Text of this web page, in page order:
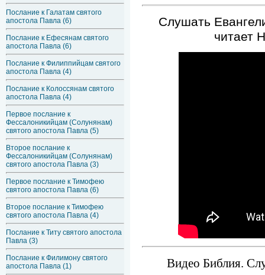
Послание к Галатам святого
апостола Павла (6)
Послание к Ефесянам святого
апостола Павла (6)
Послание к Филиппийцам святого
апостола Павла (4)
Послание к Колоссянам святого
апостола Павла (4)
Первое послание к
Фессалоникийцам (Солунянам)
святого апостола Павла (5)
Второе послание к
Фессалоникийцам (Солунянам)
святого апостола Павла (3)
Первое послание к Тимофею
святого апостола Павла (6)
Второе послание к Тимофею
святого апостола Павла (4)
Послание к Титу святого апостола
Павла (3)
Послание к Филимону святого
апостола Павла (1)
Слушать
читает
Видео Библия.